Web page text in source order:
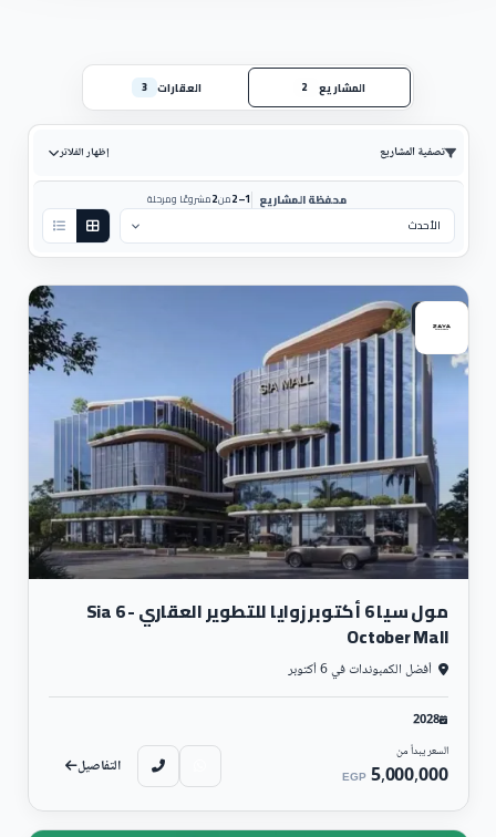
المشاريع 2 العقارات 3
تصفية المشاريع إظهار الفلاتر
محفظة المشاريع 1–2 من2مشروعًا ومرحلة
تجارى
مول سيا 6 أكتوبر زوايا للتطوير العقاري - Sia 6
October Mall
أفضل الكمبوندات في 6 أكتوبر
2028
السعر يبدأ من
5,000,000
EGP التفاصيل